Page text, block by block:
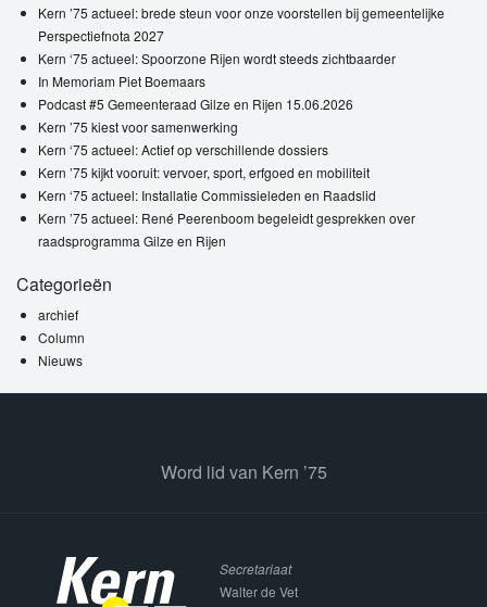
Kern ’75 actueel: brede steun voor onze voorstellen bij gemeentelijke
Perspectiefnota 2027
Kern ‘75 actueel: Spoorzone Rijen wordt steeds zichtbaarder
In Memoriam Piet Boemaars
Podcast #5 Gemeenteraad Gilze en Rijen 15.06.2026
Kern ’75 kiest voor samenwerking
Kern ‘75 actueel: Actief op verschillende dossiers
Kern ’75 kijkt vooruit: vervoer, sport, erfgoed en mobiliteit
Kern ‘75 actueel: Installatie Commissieleden en Raadslid
Kern ’75 actueel: René Peerenboom begeleidt gesprekken over
raadsprogramma Gilze en Rijen
Categorieën
archief
Column
Nieuws
Word lid van Kern ’75
Secretariaat
Walter de Vet